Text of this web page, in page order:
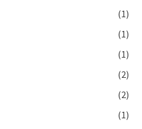
(1)
(1)
(1)
(2)
(2)
(1)